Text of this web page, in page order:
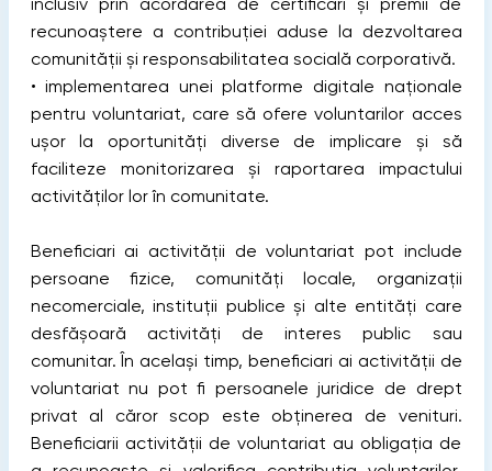
recunoaștere a contribuției aduse la dezvoltarea
comunității și responsabilitatea socială corporativă.
• implementarea unei platforme digitale naționale
pentru voluntariat, care să ofere voluntarilor acces
ușor la oportunități diverse de implicare și să
faciliteze monitorizarea și raportarea impactului
activităților lor în comunitate.
Beneficiari ai activității de voluntariat pot include
persoane fizice, comunități locale, organizații
necomerciale, instituții publice și alte entități care
desfășoară activități de interes public sau
comunitar. În același timp, beneficiari ai activității de
voluntariat nu pot fi persoanele juridice de drept
privat al căror scop este obținerea de venituri.
Beneficiarii activității de voluntariat au obligația de